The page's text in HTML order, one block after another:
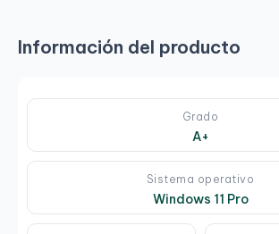
Información del producto
Grado
A+
Sistema operativo
Windows 11 Pro